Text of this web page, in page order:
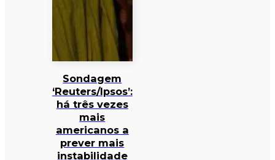
Sondagem
‘Reuters/Ipsos’:
há três vezes
mais
americanos a
prever mais
instabilidade